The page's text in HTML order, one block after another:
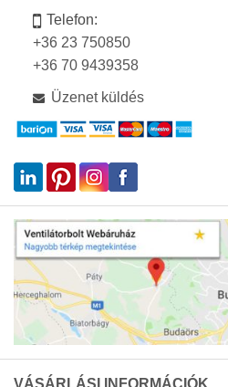
Telefon:
+36 23 750850
+36 70 9439358
Üzenet küldés
VÁSÁRLÁSI INFORMÁCIÓK